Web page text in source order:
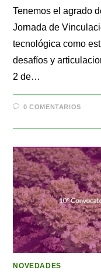
Tenemos el agrado
Jornada de
tecnológica como
desafíos y
2 de…
0 COMENTARIOS
NOVEDADES